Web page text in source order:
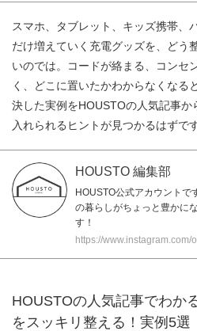
スマホ、タブレット、キッズ携帯
だけ増えていく充電グッズを、どう
いのでは。コードが絡まる、コンセ
く、どこに置いたかわからなくなる
決した実例をHOUSTOの人気記事か
入れられるヒントが見つかるはずです
HOUSTO 編集部
HOUSTO公式アカウントで
の暮らしがちょっと豊かに
す！
https://www.instagram.com/
HOUSTOの人気記事でわか
をスッキリ整える！実例5選